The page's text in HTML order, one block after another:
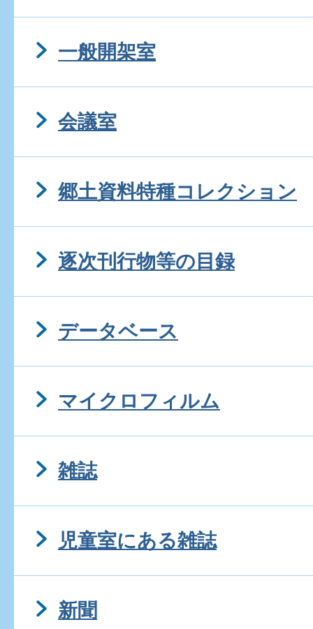
一般開架室
会議室
郷土資料特種コレクション
逐次刊行物等の目録
データベース
マイクロフィルム
雑誌
児童室にある雑誌
新聞